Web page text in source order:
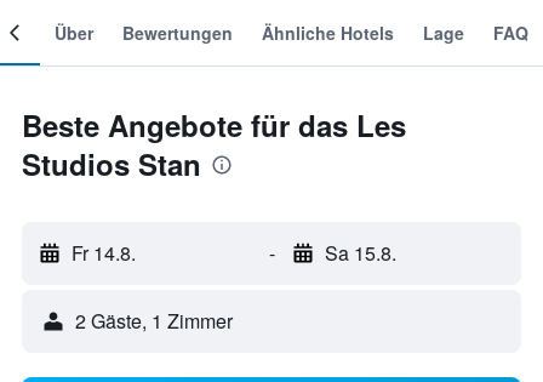
Über Bewertungen Ähnliche Hotels Lage FAQ
Beste Angebote für das Les
Studios Stan
Fr 14.8. - Sa 15.8.
2 Gäste, 1 Zimmer